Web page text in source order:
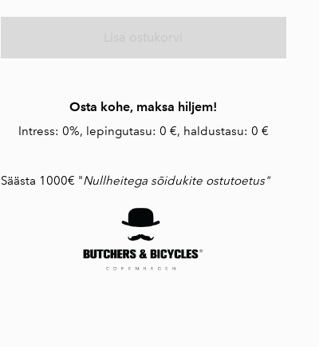
Osta kohe, maksa hiljem!
Intress: 0%, lepingutasu: 0 €, haldustasu: 0 €
Säästa 1000€ "Nullheitega sõidukite ostutoetus"